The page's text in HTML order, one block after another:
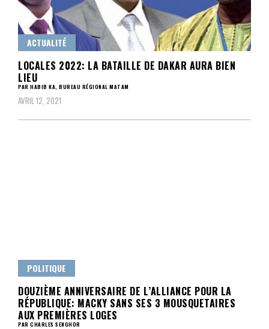
ACTUALITÉ
LOCALES 2022: LA BATAILLE DE DAKAR AURA BIEN
LIEU
PAR HABIB KA, BUREAU RÉGIONAL MATAM
AVRIL 12, 2021
POLITIQUE
DOUZIÈME ANNIVERSAIRE DE L’ALLIANCE POUR LA
RÉPUBLIQUE: MACKY SANS SES 3 MOUSQUETAIRES
AUX PREMIÈRES LOGES
PAR CHARLES SENGHOR